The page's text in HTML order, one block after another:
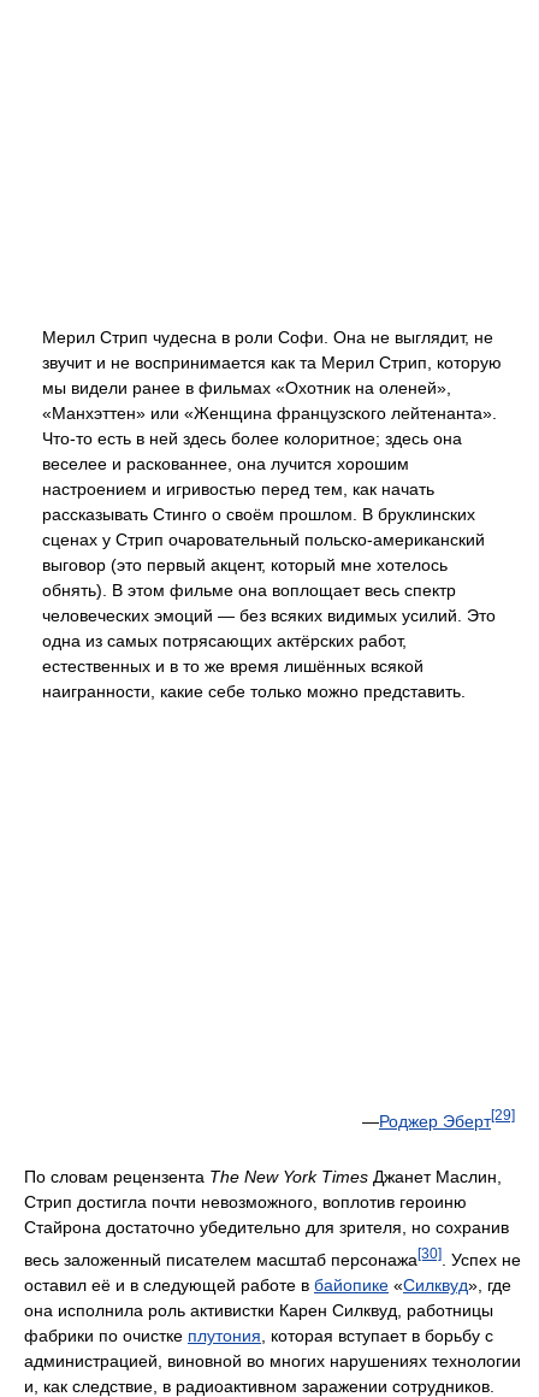
Мерил Стрип чудесна в роли Софи. Она не выглядит, не
звучит и не воспринимается как та Мерил Стрип, которую
мы видели ранее в фильмах «Охотник на оленей»,
«Манхэттен» или «Женщина французского лейтенанта».
Что-то есть в ней здесь более колоритное; здесь она
веселее и раскованнее, она лучится хорошим
настроением и игривостью перед тем, как начать
рассказывать Стинго о своём прошлом. В бруклинских
сценах у Стрип очаровательный польско-американский
выговор (это первый акцент, который мне хотелось
обнять). В этом фильме она воплощает весь спектр
человеческих эмоций — без всяких видимых усилий. Это
одна из самых потрясающих актёрских работ,
естественных и в то же время лишённых всякой
наигранности, какие себе только можно представить.
—Роджер Эберт[29]
По словам рецензента The New York Times Джанет Маслин,
Стрип достигла почти невозможного, воплотив героиню
Стайрона достаточно убедительно для зрителя, но сохранив
весь заложенный писателем масштаб персонажа[30]
. Успех не
оставил её и в следующей работе в байопике «Силквуд», где
она исполнила роль активистки Карен Силквуд, работницы
фабрики по очистке плутония , которая вступает в борьбу с
администрацией, виновной во многих нарушениях технологии
и, как следствие, в радиоактивном заражении сотрудников.